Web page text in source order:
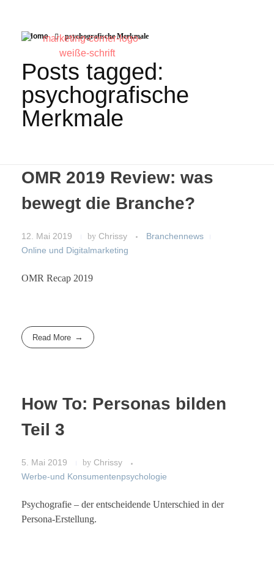
Home psychografische Merkmale
Posts tagged:
psychografische
Merkmale
OMR 2019 Review: was
bewegt die Branche?
12. Mai 2019 by Chrissy
Branchennews
Online und Digitalmarketing
OMR Recap 2019
Read More
How To: Personas bilden
Teil 3
5. Mai 2019 by Chrissy
Werbe-und Konsumentenpsychologie
Psychografie – der entscheidende Unterschied in der
Persona-Erstellung.